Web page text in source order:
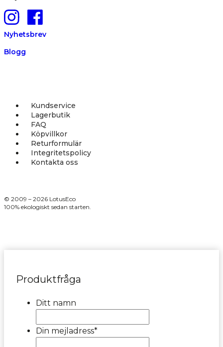
Nyhetsbrev
Blogg
Kundservice
Lagerbutik
FAQ
Köpvillkor
Returformulär
Integritetspolicy
Kontakta oss
© 2009 – 2026 LotusEco
100% ekologiskt sedan starten.
Produktfråga
Ditt namn
Din mejladress*